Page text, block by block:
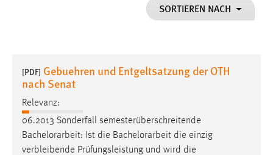
SORTIEREN NACH
[PDF] Gebuehren und Entgeltsatzung der OTH
nach Senat
Relevanz:
06.2013 Sonderfall semesterüberschreitende
Bachelorarbeit: Ist die Bachelorarbeit die einzig
verbleibende Prüfungsleistung und wird die
Performance
Name:
staticfilecache
Zweck:
Für performante Seitenauslieferung wird in diesem Cookie
gespeichert, ob man eingeloggt ist.